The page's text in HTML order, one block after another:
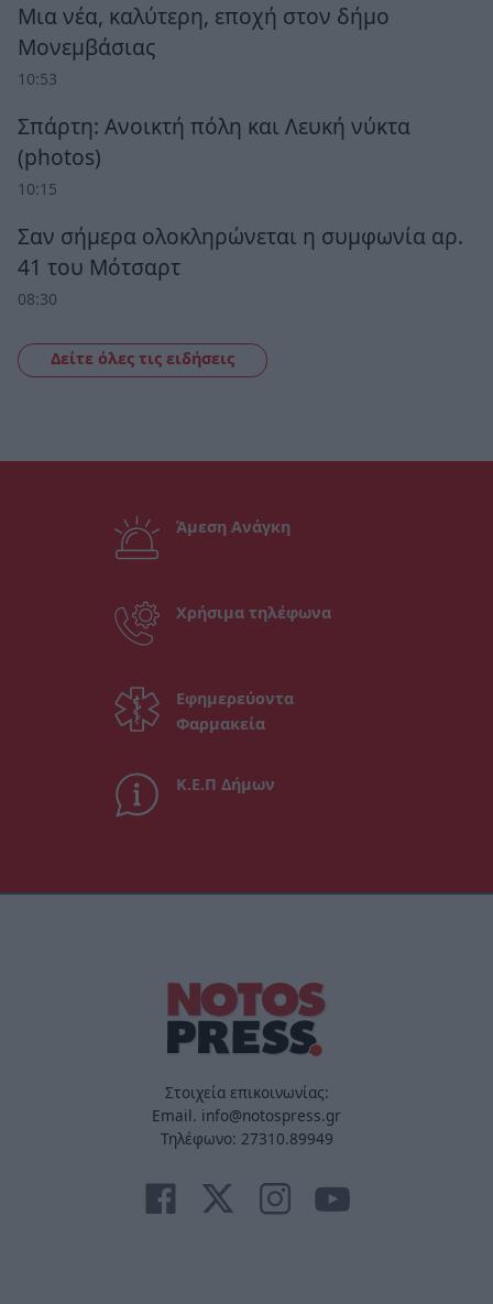
Μια νέα, καλύτερη, εποχή στον δήμο
Μονεμβάσιας
10:53
Σπάρτη: Ανοικτή πόλη και Λευκή νύκτα
(photos)
10:15
Σαν σήμερα ολοκληρώνεται η συμφωνία αρ.
41 του Μότσαρτ
08:30
Δείτε όλες τις ειδήσεις
Άμεση Ανάγκη
Χρήσιμα τηλέφωνα
Εφημερεύοντα
Φαρμακεία
Κ.Ε.Π Δήμων
Στοιχεία επικοινωνίας:
Email. info@notospress.gr
Τηλέφωνο: 27310.89949